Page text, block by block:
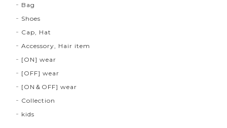
Bag
Shoes
Cap, Hat
Accessory, Hair item
[ON] wear
[OFF] wear
[ON＆OFF] wear
Collection
kids